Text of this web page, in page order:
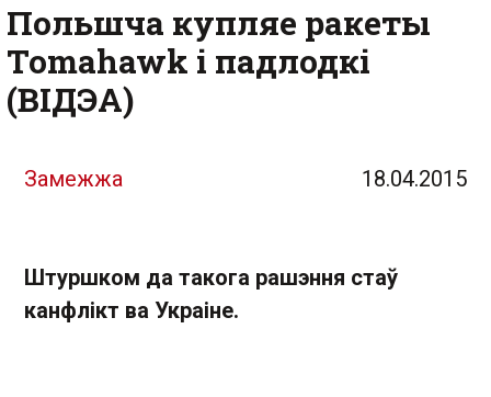
Польшча купляе ракеты
Tomahawk і падлодкі
(ВІДЭА)
Замежжа 18.04.2015
Штуршком да такога рашэння стаў
канфлікт ва Украіне.